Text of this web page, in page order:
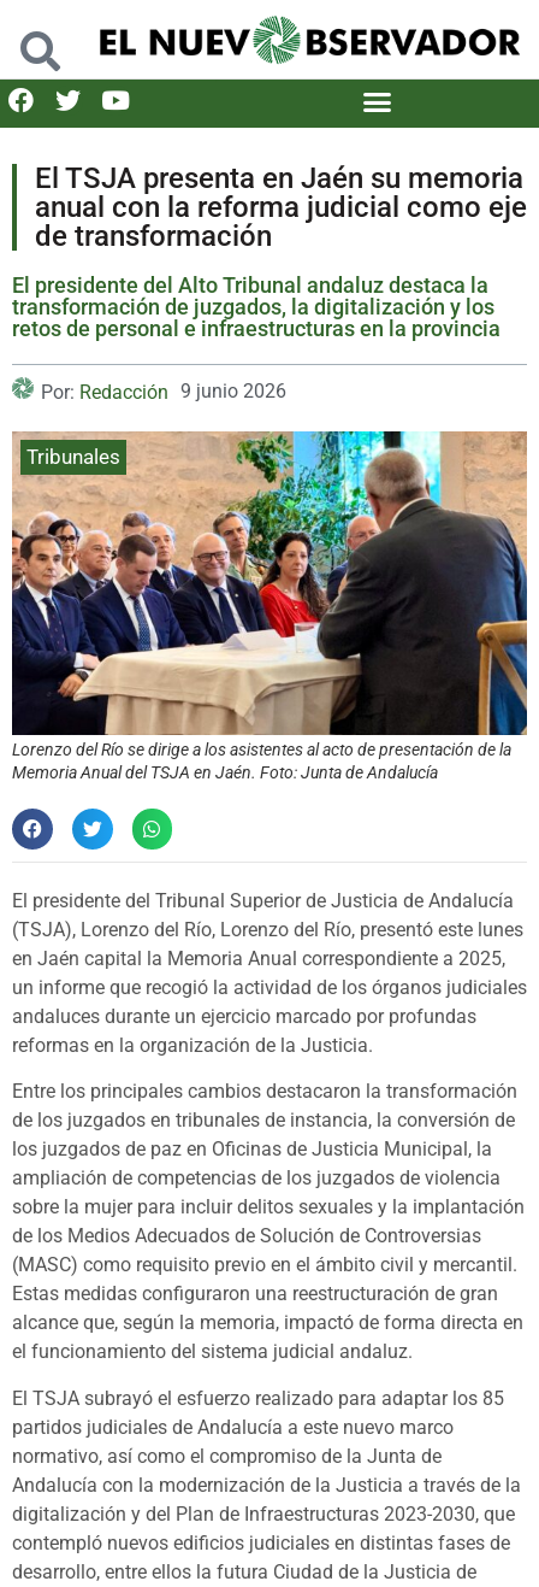
El TSJA presenta en Jaén su memoria
anual con la reforma judicial como eje
de transformación
El presidente del Alto Tribunal andaluz destaca la
transformación de juzgados, la digitalización y los
retos de personal e infraestructuras en la provincia
Por: Redacción 9 junio 2026
Tribunales
Lorenzo del Río se dirige a los asistentes al acto de presentación de la
Memoria Anual del TSJA en Jaén. Foto: Junta de Andalucía
El presidente del Tribunal Superior de Justicia de Andalucía
(TSJA), Lorenzo del Río, Lorenzo del Río, presentó este lunes
en Jaén capital la Memoria Anual correspondiente a 2025,
un informe que recogió la actividad de los órganos judiciales
andaluces durante un ejercicio marcado por profundas
reformas en la organización de la Justicia.
Entre los principales cambios destacaron la transformación
de los juzgados en tribunales de instancia, la conversión de
los juzgados de paz en Oficinas de Justicia Municipal, la
ampliación de competencias de los juzgados de violencia
sobre la mujer para incluir delitos sexuales y la implantación
de los Medios Adecuados de Solución de Controversias
(MASC) como requisito previo en el ámbito civil y mercantil.
Estas medidas configuraron una reestructuración de gran
alcance que, según la memoria, impactó de forma directa en
el funcionamiento del sistema judicial andaluz.
El TSJA subrayó el esfuerzo realizado para adaptar los 85
partidos judiciales de Andalucía a este nuevo marco
normativo, así como el compromiso de la Junta de
Andalucía con la modernización de la Justicia a través de la
digitalización y del Plan de Infraestructuras 2023-2030, que
contempló nuevos edificios judiciales en distintas fases de
desarrollo, entre ellos la futura Ciudad de la Justicia de